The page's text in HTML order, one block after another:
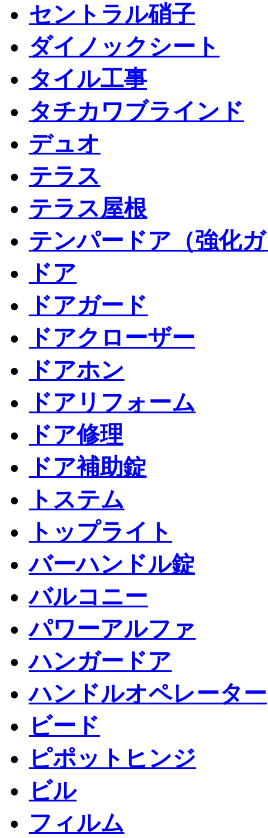
セントラル硝子
ダイノックシート
タイル工事
タチカワブラインド
デュオ
テラス
テラス屋根
テンパードア（強化
ドア
ドアガード
ドアクローザー
ドアホン
ドアリフォーム
ドア修理
ドア補助錠
トステム
トップライト
バーハンドル錠
バルコニー
パワーアルファ
ハンガードア
ハンドルオペレーター
ビード
ピポットヒンジ
ビル
フィルム